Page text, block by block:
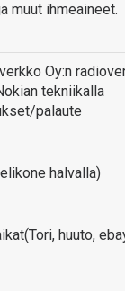
muut ihmeaineet.
Oy:n
tekniikalla
palaute
halvalla)
huuto,